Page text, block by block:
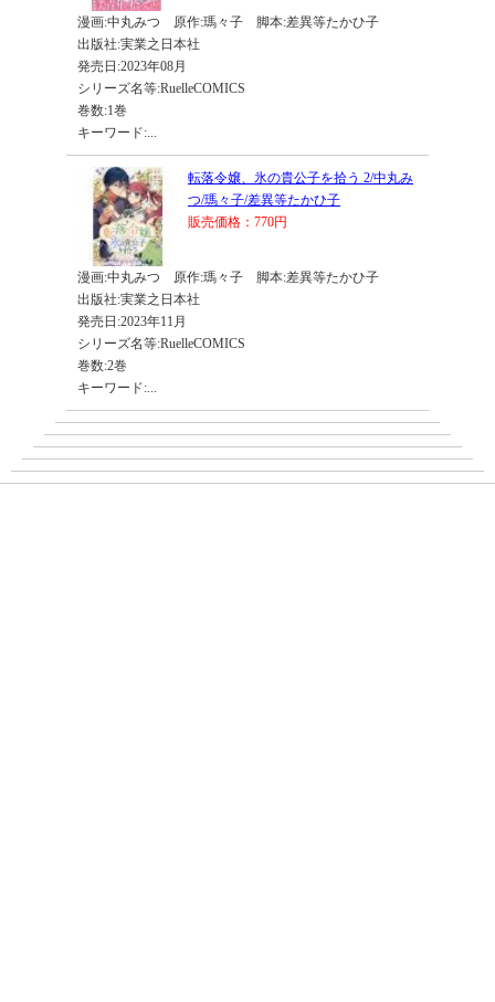
漫画:中丸みつ 原作:瑪々子 脚本:差異等たかひ子
出版社:実業之日本社
発売日:2023年08月
シリーズ名等:RuelleCOMICS
巻数:1巻
キーワード:...
転落令嬢、氷の貴公子を拾う 2/中丸み
つ/瑪々子/差異等たかひ子
販売価格：770円
漫画:中丸みつ 原作:瑪々子 脚本:差異等たかひ子
出版社:実業之日本社
発売日:2023年11月
シリーズ名等:RuelleCOMICS
巻数:2巻
キーワード:...